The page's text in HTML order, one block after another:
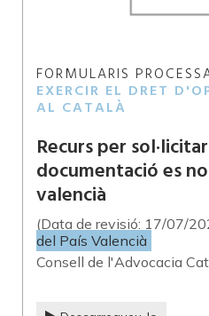
FORMULARIS
EXERCIR EL DRET
AL CATALÀ
Recurs per
documentació es
valencià
(Data de revisió: 17/07/
del País Valencià
Consell de l'Advocacia